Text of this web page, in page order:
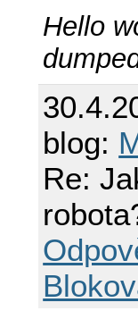
Hello
blog:
Re: